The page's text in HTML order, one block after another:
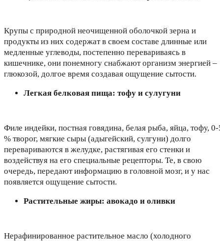
Крупы с природной неочищенной оболочкой зерна и
продукты из них содержат в своем составе длинные или
медленные углеводы, постепенно перевариваясь в
кишечнике, они понемногу снабжают организм энергией –
глюкозой, долгое время создавая ощущение сытости.
Легкая белковая пища: тофу и сулугуни
Филе индейки, постная говядина, белая рыба, яйца, тофу,
% творог, мягкие сыры (адыгейский, сулгуни) долго
перевариваются в желудке, растягивая его стенки и
воздействуя на его специальные рецепторы. Те, в свою
очередь, передают информацию в головной мозг, и у нас
появляется ощущение сытости.
Растительные жиры: авокадо и оливки
Нерафинированное растительное масло (холодного